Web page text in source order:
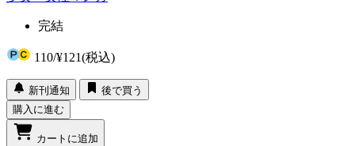
完結
110/¥121(税込)
新刊通知
後で買う
購入に進む
カートに追加